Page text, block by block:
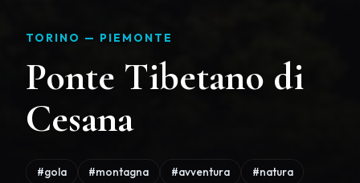
TORINO — PIEMONTE
Ponte Tibetano di
Cesana
#gola #montagna #avventura #natura